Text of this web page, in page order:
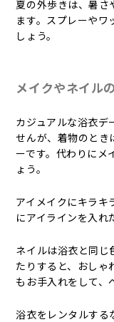
夏の外歩きは、暑さ
ます。スプレーやワ
しょう。
メイクやネイル
カジュアルな浴衣デ
せんが、着物のとき
ーです。代わりにメ
ょう。
アイメイクにキラキ
にアイラインを入れ
ネイルは浴衣と同じ
たりすると、おしゃ
もお手入れをして、
浴衣をレンタルする